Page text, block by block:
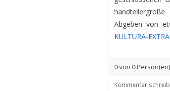
Abgeben von
KULTURA-EXTRA
0von 0
Kommentar